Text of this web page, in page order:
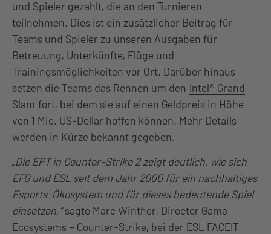
und Spieler gezahlt, die an den Turnieren
teilnehmen. Dies ist ein zusätzlicher Beitrag für
Teams und Spieler zu unseren Ausgaben für
Betreuung, Unterkünfte, Flüge und
Trainingsmöglichkeiten vor Ort. Darüber hinaus
setzen die Teams das Rennen um den Intel® Grand
Slam fort, bei dem sie auf einen Geldpreis in Höhe
von 1 Mio. US-Dollar hoffen können. Mehr Details
werden in Kürze bekannt gegeben.
„Die EPT in Counter-Strike 2 zeigt deutlich, wie sich
EFG und ESL seit dem Jahr 2000 für ein nachhaltiges
Esports-Ökosystem und für dieses bedeutende Spiel
einsetzen,“sagte Marc Winther, Director Game
Ecosystems – Counter-Strike, bei der ESL FACEIT